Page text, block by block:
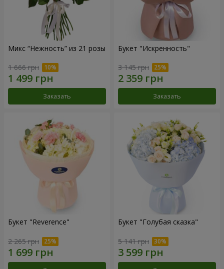
Микс “Нежность” из 21 розы
1 666 грн
Заказать
Букет "Искренность"
3 145 грн
Заказать
Букет "Reverence"
2 265 грн
Букет "Голубая сказка"
5 141 грн